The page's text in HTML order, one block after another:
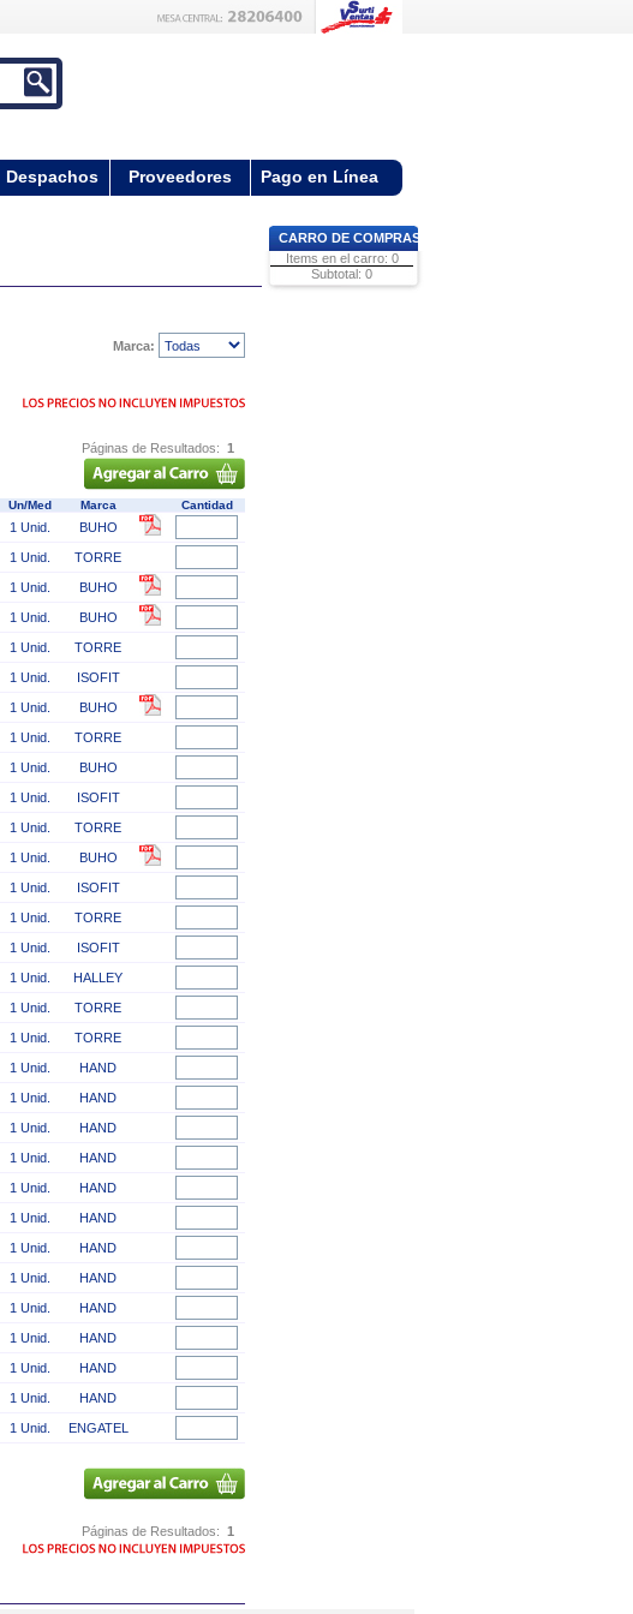
Despachos Proveedores Pago en Línea
Marca:
Páginas de Resultados: 1
Un/Med Marca Cantidad
1 Unid. BUHO
1 Unid. TORRE
1 Unid. BUHO
1 Unid. BUHO
1 Unid. TORRE
1 Unid. ISOFIT
1 Unid. BUHO
1 Unid. TORRE
1 Unid. BUHO
1 Unid. ISOFIT
1 Unid. TORRE
1 Unid. BUHO
1 Unid. ISOFIT
1 Unid. TORRE
1 Unid. ISOFIT
1 Unid. HALLEY
1 Unid. TORRE
1 Unid. TORRE
1 Unid. HAND
1 Unid. HAND
1 Unid. HAND
1 Unid. HAND
1 Unid. HAND
1 Unid. HAND
1 Unid. HAND
1 Unid. HAND
1 Unid. HAND
1 Unid. HAND
1 Unid. HAND
1 Unid. HAND
1 Unid. ENGATEL
Páginas de Resultados: 1
CARRO DE COMPRAS
Items en el carro: 0
Subtotal: 0